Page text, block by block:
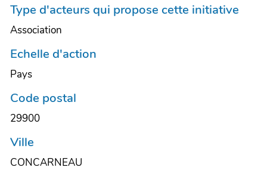
Type d'acteurs qui propose cette initiative
Association
Echelle d'action
Pays
Code postal
29900
Ville
CONCARNEAU